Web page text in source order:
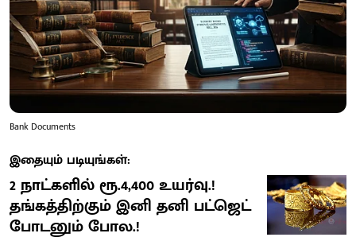
Bank Documents
இதையும் படியுங்கள்:
2 நாட்களில் ரூ.4,400 உயர்வு.!
தங்கத்திற்கும் இனி தனி பட்ஜெட்
போடனும் போல.!